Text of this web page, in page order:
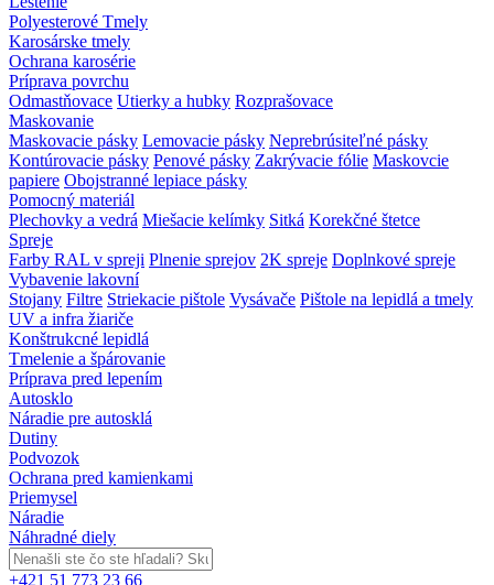
Polyesterové Tmely
Karosárske tmely
Ochrana karosérie
Príprava povrchu
Odmastňovace Utierky a hubky Rozprašovace
Maskovanie
Maskovacie pásky Lemovacie pásky Neprebrúsiteľné pásky
Kontúrovacie pásky Penové pásky Zakrývacie fólie Maskovcie
papiere Obojstranné lepiace pásky
Pomocný materiál
Plechovky a vedrá Miešacie kelímky Sitká Korekčné štetce
Spreje
Farby RAL v spreji Plnenie sprejov 2K spreje Doplnkové spreje
Vybavenie lakovní
Stojany Filtre Striekacie pištole Vysávače Pištole na lepidlá a tmely
UV a infra žiariče
Konštrukcné lepidlá
Tmelenie a špárovanie
Príprava pred lepením
Autosklo
Náradie pre autosklá
Dutiny
Podvozok
Ochrana pred kamienkami
Priemysel
Náradie
Náhradné diely
+421 51 773 23 66